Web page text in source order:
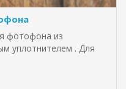
фотофона из
уплотнителем . Для